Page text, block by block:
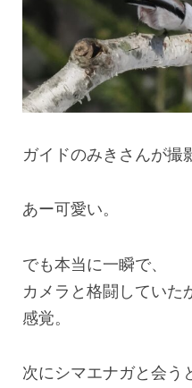
ガイドのみきさんが撮
あー可愛い。
でも本当に一瞬で、
カメラと格闘していた
感覚。
次にシマエナガと会う